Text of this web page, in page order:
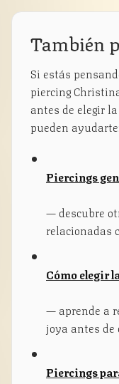
También
Si estás
piercing
antes de elegir
pueden
Piercings
— descubre
relacionadas
Cómo elegir
— aprende a
joya antes de
Piercings